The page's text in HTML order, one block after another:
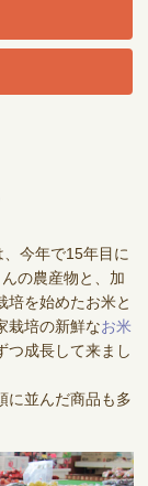
今年で15年目に
の農産物と、加
培を始めたお米と
栽培の新鮮なお米
つ成長して来まし
に並んだ商品も多